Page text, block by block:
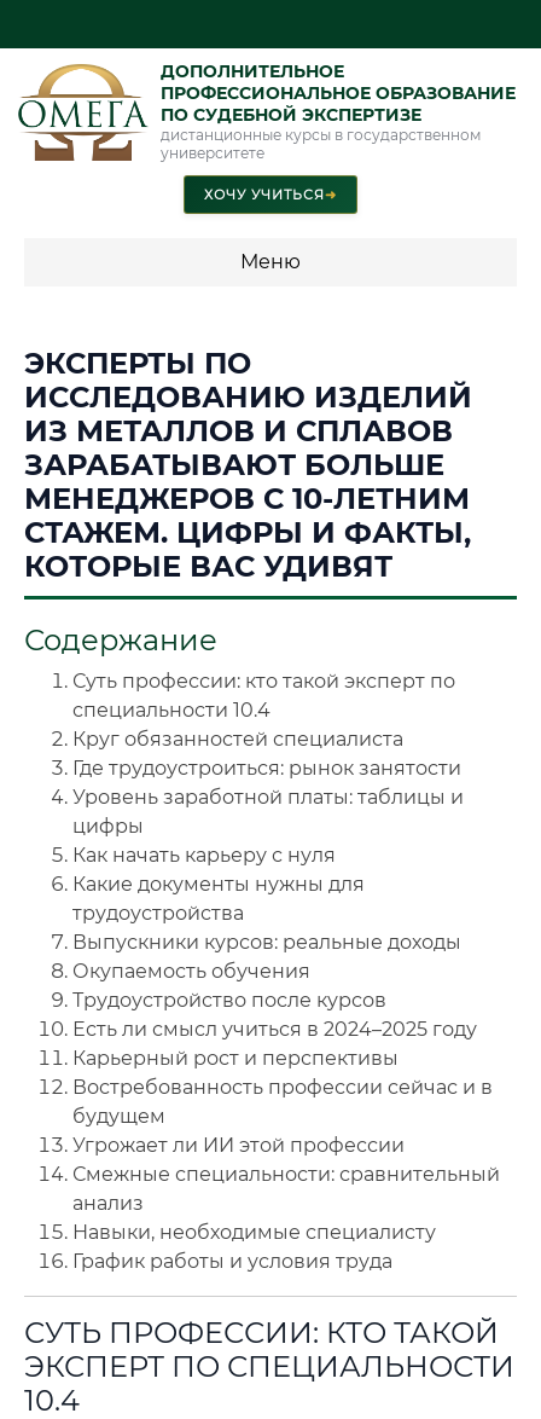
ДОПОЛНИТЕЛЬНОЕ
ПРОФЕССИОНАЛЬНОЕ ОБРАЗОВАНИЕ
ПО СУДЕБНОЙ ЭКСПЕРТИЗЕ
дистанционные курсы в государственном
университете
ХОЧУ УЧИТЬСЯ➜
Меню
Стоимость по программам обучения "Экспертные
специальности"
Стоимость по программам обучения "Экспертиза"
📜 Документы и аккредитация
🔍Нажмите на документ для увеличения и просмотра
ЭКСПЕРТЫ ПО
ИССЛЕДОВАНИЮ ИЗДЕЛИЙ
ИЗ МЕТАЛЛОВ И СПЛАВОВ
ЗАРАБАТЫВАЮТ БОЛЬШЕ
МЕНЕДЖЕРОВ С 10-ЛЕТНИМ
СТАЖЕМ. ЦИФРЫ И ФАКТЫ,
КОТОРЫЕ ВАС УДИВЯТ
Содержание
Суть профессии: кто такой эксперт по
специальности 10.4
Круг обязанностей специалиста
Где трудоустроиться: рынок занятости
Уровень заработной платы: таблицы и
цифры
Как начать карьеру с нуля
Какие документы нужны для
трудоустройства
Выпускники курсов: реальные доходы
Окупаемость обучения
Трудоустройство после курсов
Есть ли смысл учиться в 2024–2025 году
Карьерный рост и перспективы
Востребованность профессии сейчас и в
будущем
Угрожает ли ИИ этой профессии
Смежные специальности: сравнительный
анализ
Навыки, необходимые специалисту
График работы и условия труда
СУТЬ ПРОФЕССИИ: КТО ТАКОЙ
ЭКСПЕРТ ПО СПЕЦИАЛЬНОСТИ
10.4